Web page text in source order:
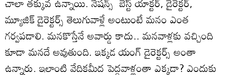
మ్యూజిక్‌ డైరెక్టర్స్‌ తెలుగువాళ్లే అంటుంటే మనం ఎంత
గర్వపడాలి. మనకొస్తేనే అవార్డు కాదు.. మనవాళ్లకు వచ్చింది
కూడా మనదే అవుతుంది. ఇక్కడ యంగ్‌ డైరెక్టర్స్‌ అంతా
ఉన్నారు. ఇలాంటి వేదికమీద పెద్దవాళ్లంతా ఎక్కడా? ఎందుకు